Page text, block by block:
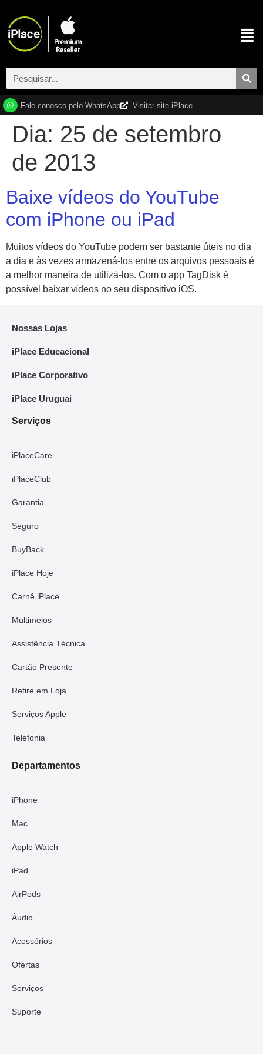
Fale conosco pelo WhatsApp Visitar site iPlace
Dia: 25 de setembro
de 2013
Baixe vídeos do YouTube
com iPhone ou iPad
Muitos vídeos do YouTube podem ser bastante úteis no dia
a dia e às vezes armazená-los entre os arquivos pessoais é
a melhor maneira de utilizá-los. Com o app TagDisk é
possível baixar vídeos no seu dispositivo iOS.
Nossas Lojas
iPlace Educacional
iPlace Corporativo
iPlace Uruguai
Serviços
iPlaceCare
iPlaceClub
Garantia
Seguro
BuyBack
iPlace Hoje
Carnê iPlace
Multimeios
Assistência Técnica
Cartão Presente
Retire em Loja
Serviços Apple
Telefonia
Departamentos
iPhone
Mac
Apple Watch
iPad
AirPods
Áudio
Acessórios
Ofertas
Serviços
Suporte